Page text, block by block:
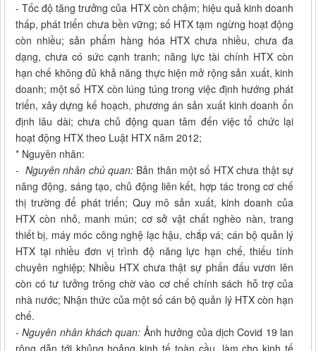
- Tốc độ tăng trưởng của HTX còn chậm; hiệu quả kinh doanh
thấp, phát triển chưa bền vững; số HTX tạm ngừng hoạt động
còn nhiều; sản phẩm hàng hóa HTX chưa nhiều, chưa đa
dạng, chưa có sức cạnh tranh; năng lực tài chính HTX còn
hạn chế không đủ khả năng thực hiện mở rộng sản xuất, kinh
doanh; một số HTX còn lúng túng trong việc định hướng phát
triển, xây dựng kế hoạch, phương án sản xuất kinh doanh ổn
định lâu dài; chưa chủ động quan tâm đến việc tổ chức lại
hoạt động HTX theo Luật HTX năm 2012;
* Nguyên nhân:
- Nguyên nhân chủ quan:Bản thân một số HTX chưa thật sự
năng động, sáng tạo, chủ động liên kết, hợp tác trong cơ chế
thị trường để phát triển; Quy mô sản xuất, kinh doanh của
HTX còn nhỏ, manh mún; cơ sở vật chất nghèo nàn, trang
thiết bị, máy móc công nghệ lạc hậu, chắp vá; cán bộ quản lý
HTX tại nhiều đơn vị trình độ năng lực hạn chế, thiếu tính
chuyên nghiệp; Nhiều HTX chưa thật sự phấn đấu vươn lên
còn có tư tưởng trông chờ vào cơ chế chính sách hỗ trợ của
nhà nước; Nhận thức của một số cán bộ quản lý HTX còn hạn
chế.
- Nguyên nhân khách quan: Ảnh hưởng của dịch Covid 19 lan